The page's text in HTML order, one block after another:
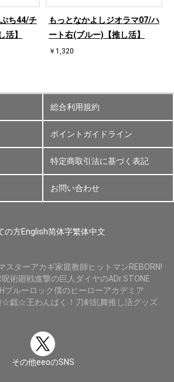
ち44/チ
活】
もっとなかよしジオラマ07/ハ
ート右(ブルー)【推し活】
￥1,320
総合利用規約
ポイントガイドライン
特定商取引法に基づく表記
お問い合わせ
の方English简体字繁体中文
スターアカギ家庭教師ヒットマンREBORN!
呪術廻戦進撃の巨人 ダイヤのADr.STONE
ブルーロック僕のヒーローアカデミア
☆戯☆王わんぱく！刀剣乱舞推し活グッズ
その他eeoのSNS